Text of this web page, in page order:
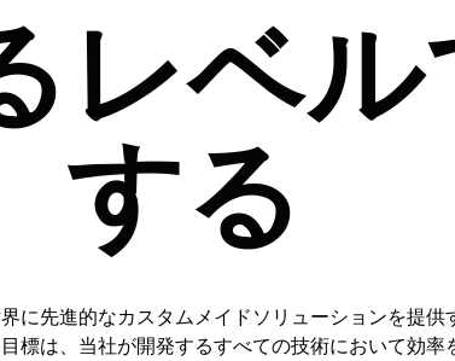
レベ
する
に先進的なカスタムメイドソリューションを提
標は、当社が開発するすべての技術において効